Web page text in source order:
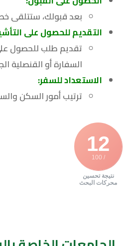
بعد قبولك، ستتلقى
التقديم للحصول على
تقديم طلب للحصول
السفارة أو القنصلية
الاستعداد للسفر:
ترتيب أمور السكن
12
/ 100
نتيجة تحسين
محركات البحث